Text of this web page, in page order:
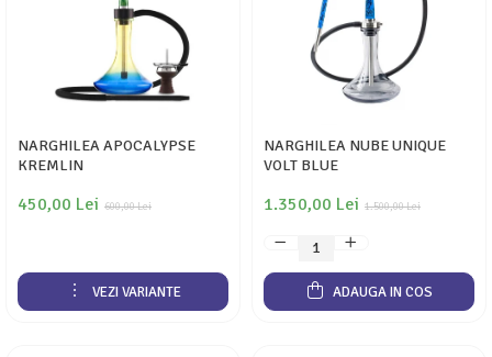
NARGHILEA APOCALYPSE
KREMLIN
600,00 Lei
450,00 Lei
VEZI VARIANTE
NARGHILEA NUBE UNIQUE
VOLT BLUE
1.500,00 Lei
1.350,00 Lei
ADAUGA IN COS